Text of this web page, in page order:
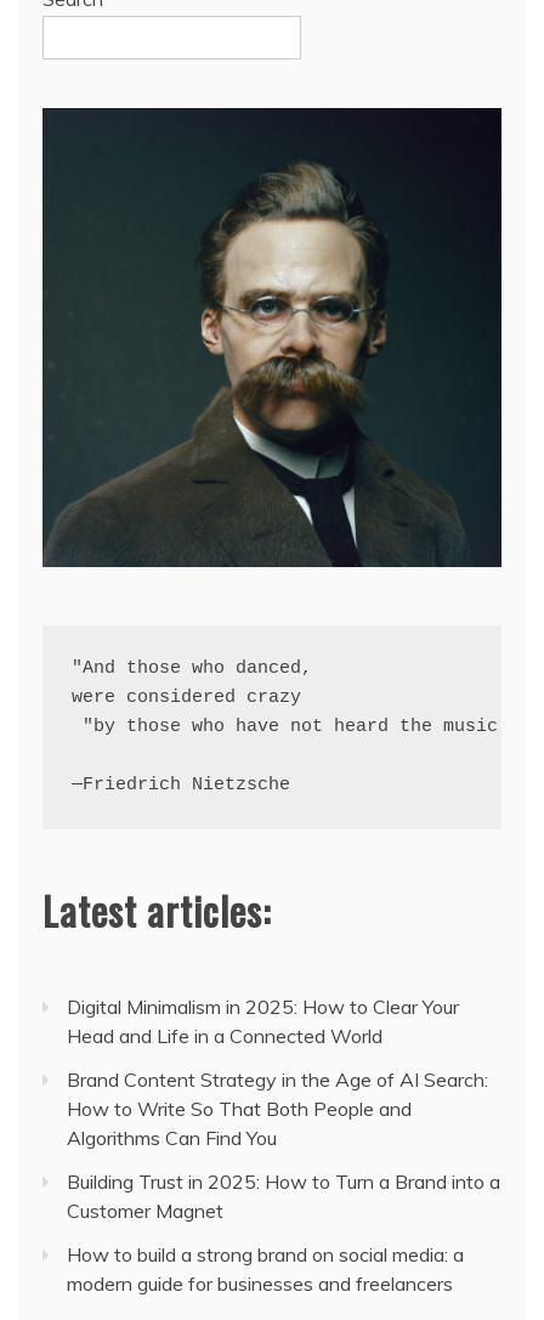
"And those who danced,
were considered crazy
"by those who have not heard the music."
—Friedrich Nietzsche
Latest articles:
Digital Minimalism in 2025: How to Clear Your
Head and Life in a Connected World
Brand Content Strategy in the Age of AI Search:
How to Write So That Both People and
Algorithms Can Find You
Building Trust in 2025: How to Turn a Brand into a
Customer Magnet
How to build a strong brand on social media: a
modern guide for businesses and freelancers